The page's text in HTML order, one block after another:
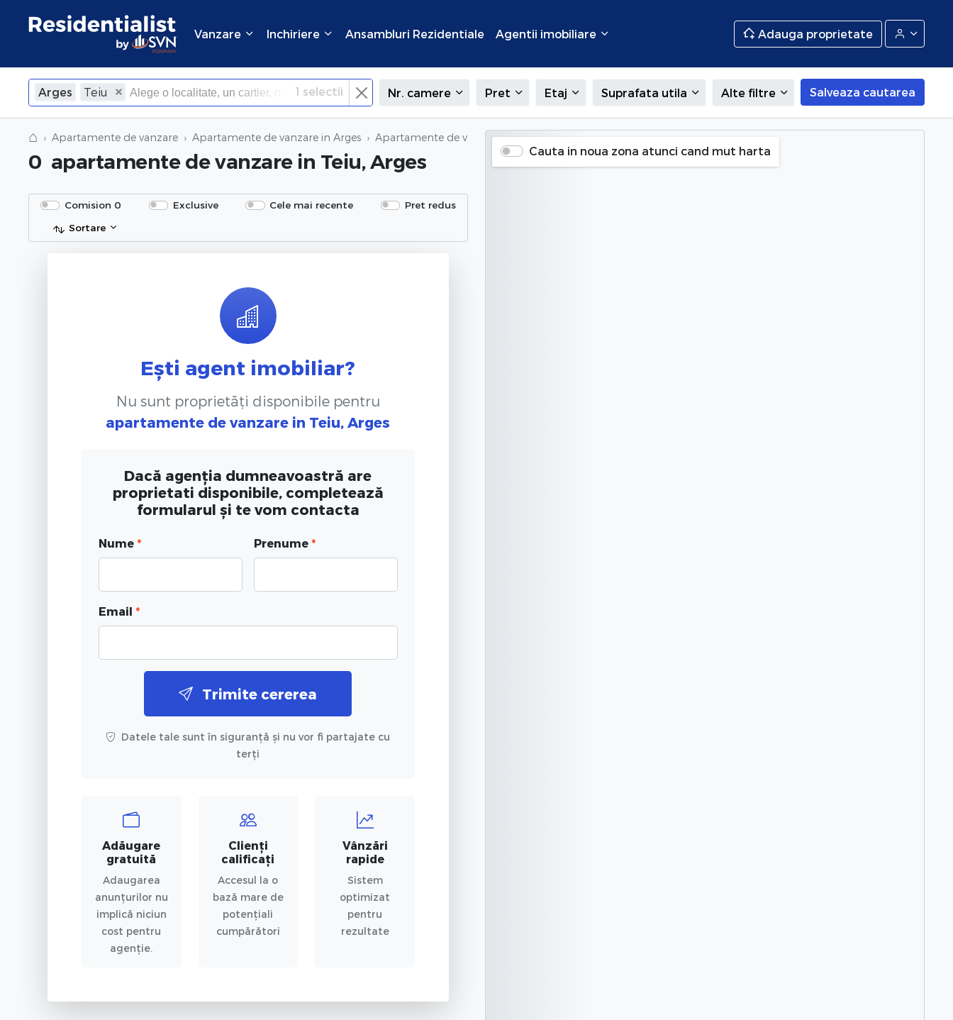
Vanzare Inchiriere Ansambluri Rezidentiale Agentii imobiliare Adauga proprietate
Arges Teiu
×Inchide
1 selectii Nr. camere Pret Etaj Suprafata utila Alte filtre Salveaza cautarea
⌂ Apartamente de vanzare Apartamente de vanzare in Arges Apartamente de vanzare in Teiu, Arges
0 apartamente de vanzare in Teiu, Arges
Comision 0 Exclusive Cele mai recente
Pret redus
Sortare
Ești agent imobiliar?
Nu sunt proprietăți disponibile pentru
apartamente de vanzare in Teiu, Arges
Dacă agenția dumneavoastră are
proprietati disponibile, completează
formularul și te vom contacta
Nume * Prenume *
Email *
Trimite cererea
Datele tale sunt în siguranță și nu vor fi partajate cu
terți
Adăugare
gratuită
Adaugarea
anunțurilor nu
implică niciun
cost pentru
agenție.
Clienți
calificați
Accesul la o
bază mare de
potențiali
cumpărători
Vânzări
rapide
Sistem
optimizat
pentru
rezultate
Cauta in noua zona atunci cand mut harta